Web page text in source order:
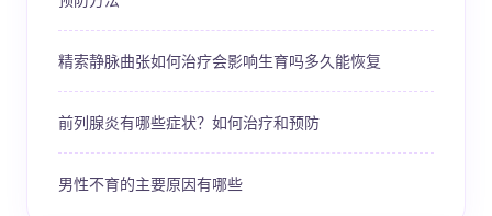
精索静脉曲张如何治疗会影响生育吗多久能恢复
前列腺炎有哪些症状？如何治疗和预防
男性不育的主要原因有哪些